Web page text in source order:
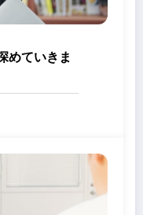
めていきま